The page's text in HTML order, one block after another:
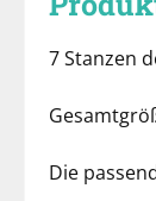
7 Stanzen
Die